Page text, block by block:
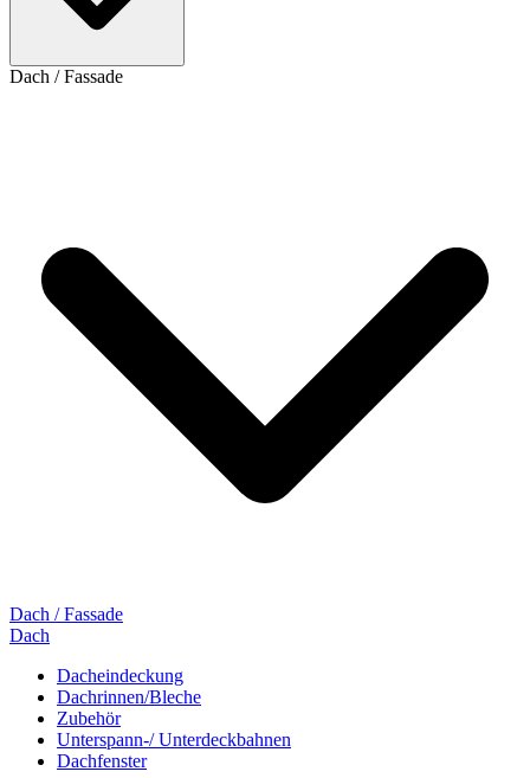
Dach / Fassade
Dach / Fassade
Dach
Dacheindeckung
Dachrinnen/Bleche
Zubehör
Unterspann-/ Unterdeckbahnen
Dachfenster